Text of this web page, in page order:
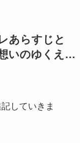
あらすじと
いのゆくえ…
していきま